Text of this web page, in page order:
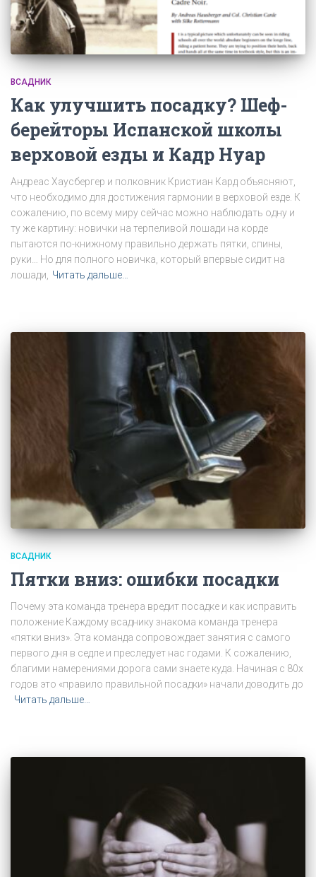
ВСАДНИК
Как улучшить посадку? Шеф-
берейторы Испанской школы
верховой езды и Кадр Нуар
Андреас Хаусбергер и полковник Кристиан Кард объясняют,
что необходимо для достижения гармонии в верховой езде. К
сожалению, по всему миру сейчас можно наблюдать одну и
ту же картину: новички на терпеливой лошади на корде
пытаются по-книжному правильно держать пятки, спины,
руки… Но для полного новичка, который впервые сидит на
лошади,
Читать дальше…
ВСАДНИК
Пятки вниз: ошибки посадки
Почему эта команда тренера вредит посадке и как исправить
положение Каждому всаднику знакома команда тренера
«пятки вниз». Эта команда сопровождает занятия с самого
первого дня в седле и преследует нас годами. К сожалению,
благими намерениями дорога сами знаете куда. Начиная с 80х
годов это «правило правильной посадки» начали доводить до
Читать дальше…